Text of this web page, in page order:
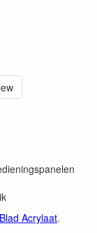
Acrylaat.